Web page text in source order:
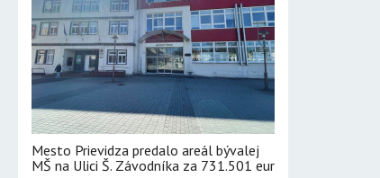
Mesto Prievidza predalo areál bývalej
MŠ na Ulici Š. Závodníka za 731.501 eur